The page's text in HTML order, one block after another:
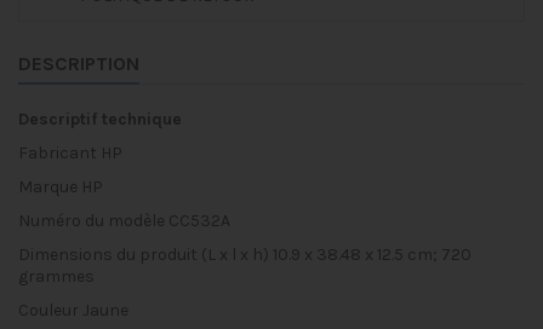
DESCRIPTION
Descriptif technique
Fabricant ‎HP
Marque ‎HP
Numéro du modèle ‎CC532A
Dimensions du produit (L x l x h) ‎10.9 x 38.48 x 12.5 cm; 720
grammes
Couleur ‎Jaune